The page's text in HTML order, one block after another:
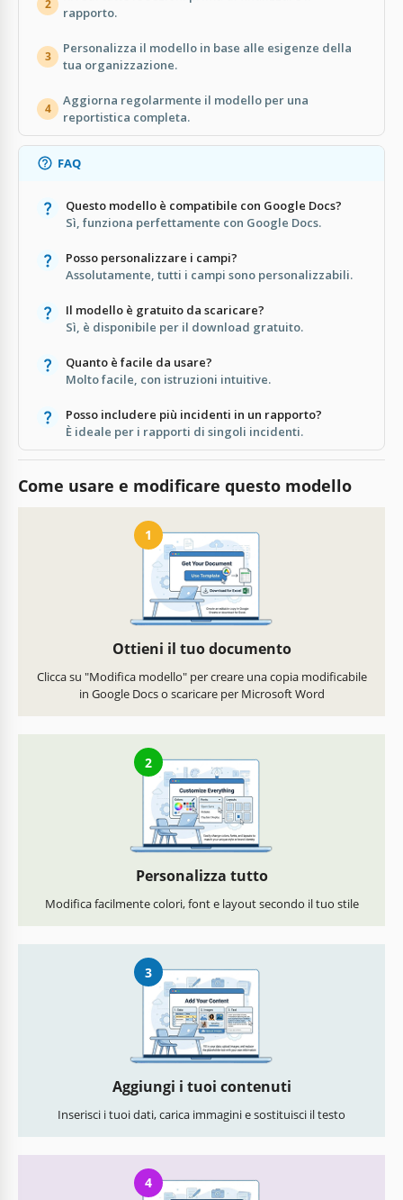
2
rapporto.
3
Personalizza il modello in base alle esigenze della
tua organizzazione.
4
Aggiorna regolarmente il modello per una
reportistica completa.
FAQ
Questo modello è compatibile con Google Docs?
Sì, funziona perfettamente con Google Docs.
Posso personalizzare i campi?
Assolutamente, tutti i campi sono personalizzabili.
Il modello è gratuito da scaricare?
Sì, è disponibile per il download gratuito.
Quanto è facile da usare?
Molto facile, con istruzioni intuitive.
Posso includere più incidenti in un rapporto?
È ideale per i rapporti di singoli incidenti.
Come usare e modificare questo modello
1
Ottieni il tuo documento
Clicca su "Modifica modello" per creare una copia modificabile
in Google Docs o scaricare per Microsoft Word
2
Personalizza tutto
Modifica facilmente colori, font e layout secondo il tuo stile
3
Aggiungi i tuoi contenuti
Inserisci i tuoi dati, carica immagini e sostituisci il testo
4